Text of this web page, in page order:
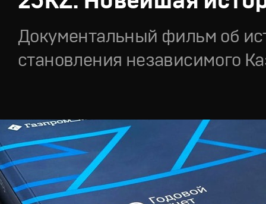
Документальный фильм об
становления независимого